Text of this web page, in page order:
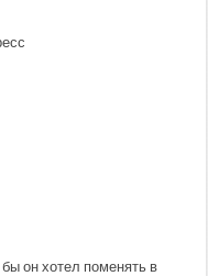
он хотел поменять в